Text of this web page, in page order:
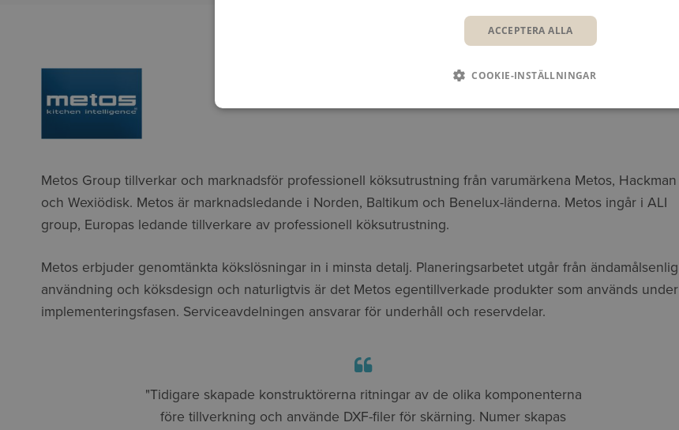
Metos Group tillverkar och marknadsför professionell köksutrustning från varumärkena Metos, Hackman
och Wexiödisk. Metos är marknadsledande i Norden, Baltikum och Benelux-länderna. Metos ingår i ALI
group, Europas ledande tillverkare av professionell köksutrustning.
Metos erbjuder genomtänkta kökslösningar in i minsta detalj. Planeringsarbetet utgår från ändamålsenlig
användning och köksdesign och naturligtvis är det Metos egentillverkade produkter som används under
implementeringsfasen. Serviceavdelningen ansvarar för underhåll och reservdelar.
"Tidigare skapade konstruktörerna ritningar av de olika komponenterna
före tillverkning och använde DXF-filer för skärning. Numer skapas
ACCEPTERA ALLA
COOKIE-INSTÄLLNINGAR